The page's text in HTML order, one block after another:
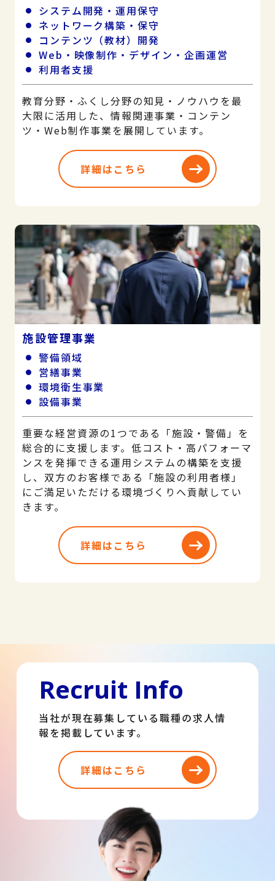
システム開発・運用保守
ネットワーク構築・保守
コンテンツ（教材）開発
Web・映像制作・デザイン・企画運営
利用者支援
教育分野・ふくし分野の知見・ノウハウを最
大限に活用した、情報関連事業・コンテン
ツ・Web制作事業を展開しています。
詳細はこちら
施設管理事業
警備領域
営繕事業
環境衛生事業
設備事業
重要な経営資源の1つである「施設・警備」を
総合的に支援します。低コスト・高パフォーマ
ンスを発揮できる運用システムの構築を支援
し、双方のお客様である「施設の利用者様」
にご満足いただける環境づくりへ貢献してい
きます。
詳細はこちら
Recruit Info
当社が現在募集している職種の求人情
報を掲載しています。
詳細はこちら